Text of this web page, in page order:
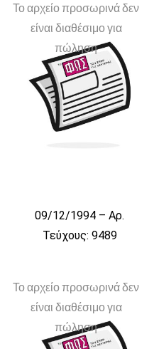
Το αρχείο προσωρινά δεν
είναι διαθέσιμο για
πώληση
09/12/1994 – Αρ.
Τεύχους: 9489
Το αρχείο προσωρινά δεν
είναι διαθέσιμο για
πώληση